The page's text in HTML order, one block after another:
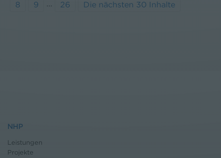
8
9 26 Die nächsten 30 Inhalte
NHP
Leistungen
Projekte